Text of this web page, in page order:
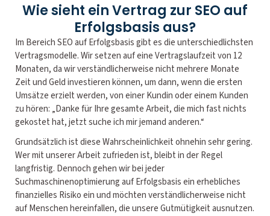
Wie sieht ein Vertrag zur SEO auf
Erfolgsbasis aus?
Im Bereich SEO auf Erfolgsbasis gibt es die unterschiedlichsten
Vertragsmodelle. Wir setzen auf eine Vertragslaufzeit von 12
Monaten, da wir verständlicherweise nicht mehrere Monate
Zeit und Geld investieren können, um dann, wenn die ersten
Umsätze erzielt werden, von einer Kundin oder einem Kunden
zu hören: „Danke für Ihre gesamte Arbeit, die mich fast nichts
gekostet hat, jetzt suche ich mir jemand anderen.“
Grundsätzlich ist diese Wahrscheinlichkeit ohnehin sehr gering.
Wer mit unserer Arbeit zufrieden ist, bleibt in der Regel
langfristig. Dennoch gehen wir bei jeder
Suchmaschinenoptimierung auf Erfolgsbasis ein erhebliches
finanzielles Risiko ein und möchten verständlicherweise nicht
auf Menschen hereinfallen, die unsere Gutmütigkeit ausnutzen.